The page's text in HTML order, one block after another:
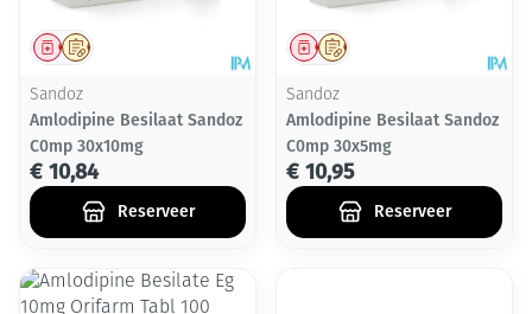
Op voorschrift
Geneesmiddel
Sandoz
Amlodipine Besilaat Sandoz
C0mp 30x10mg
€ 10,84
Reserveer
Op voorschrift
Geneesmiddel
Sandoz
Amlodipine Besilaat Sandoz
C0mp 30x5mg
€ 10,95
Reserveer